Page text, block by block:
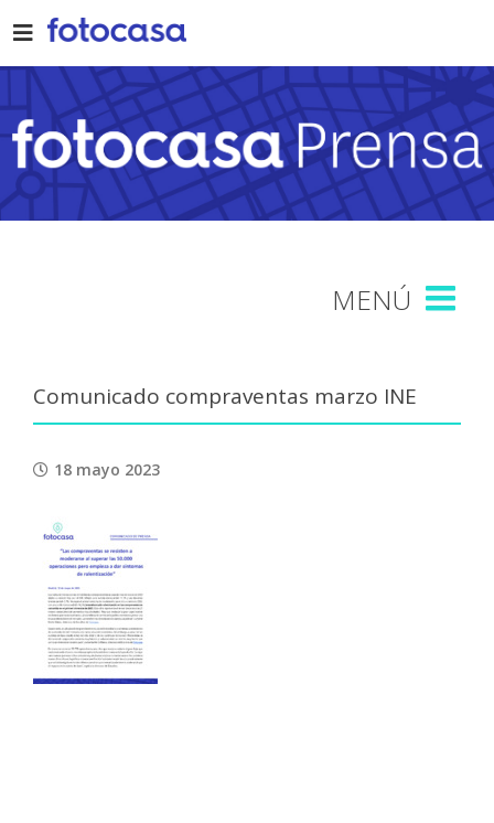
to
content
Comunicado compraventas marzo INE
18 mayo 2023